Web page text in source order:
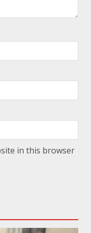
in this browser